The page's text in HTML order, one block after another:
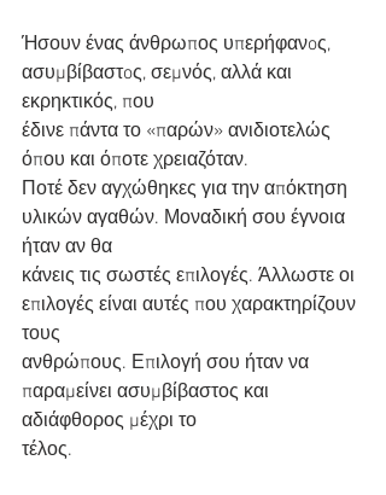
Ήσουν ένας άνθρωπος υπερήφανoς,
ασυμβίβαστoς, σεμνός, αλλά και
εκρηκτικός, που
έδινε πάντα το «παρών» ανιδιοτελώς
όπου και όποτε χρειαζόταν.
Ποτέ δεν αγχώθηκες για την απόκτηση
υλικών αγαθών. Μοναδική σου έγνοια
ήταν αν θα
κάνεις τις σωστές επιλογές. Άλλωστε οι
επιλογές είναι αυτές που χαρακτηρίζουν
τους
ανθρώπους. Επιλογή σου ήταν να
παραμείνει ασυμβίβαστος και
αδιάφθορος μέχρι το
τέλος.